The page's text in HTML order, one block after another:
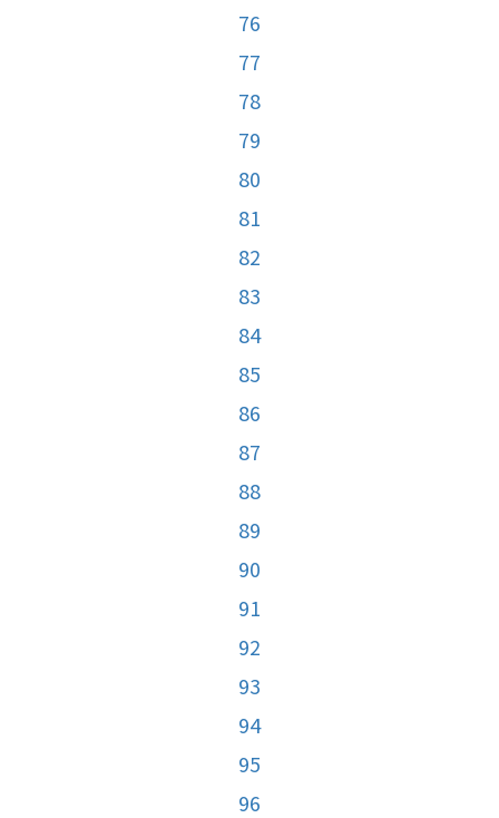
76
77
78
79
80
81
82
83
84
85
86
87
88
89
90
91
92
93
94
95
96